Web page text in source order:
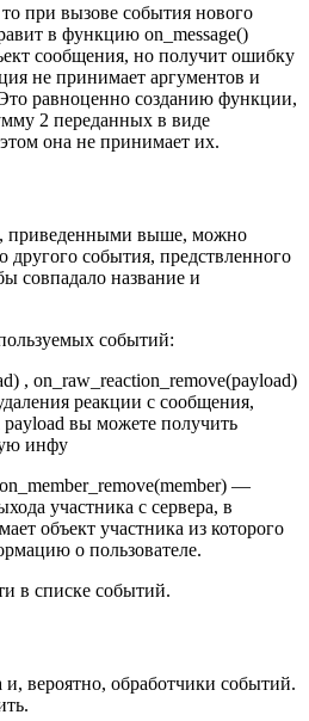
при вызове события нового
в функцию on_message()
сообщения, но получит ошибку
не принимает аргументов и
Это равноценно созданию функции,
2 переданных в виде
она не принимает их.
приведенными выше, можно
другого события, предствленного
совпадало название и
событий:
, on_raw_reaction_remove(payload)
реакции с сообщения,
payload вы можете получить
инфу
—
участника с сервера, в
объект участника из которого
о пользователе.
в списке событий.
и, вероятно, обработчики событий.